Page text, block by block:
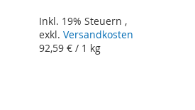
Inkl. 19% Steuern ,
exkl.Versandkosten
92,59 € / 1 kg